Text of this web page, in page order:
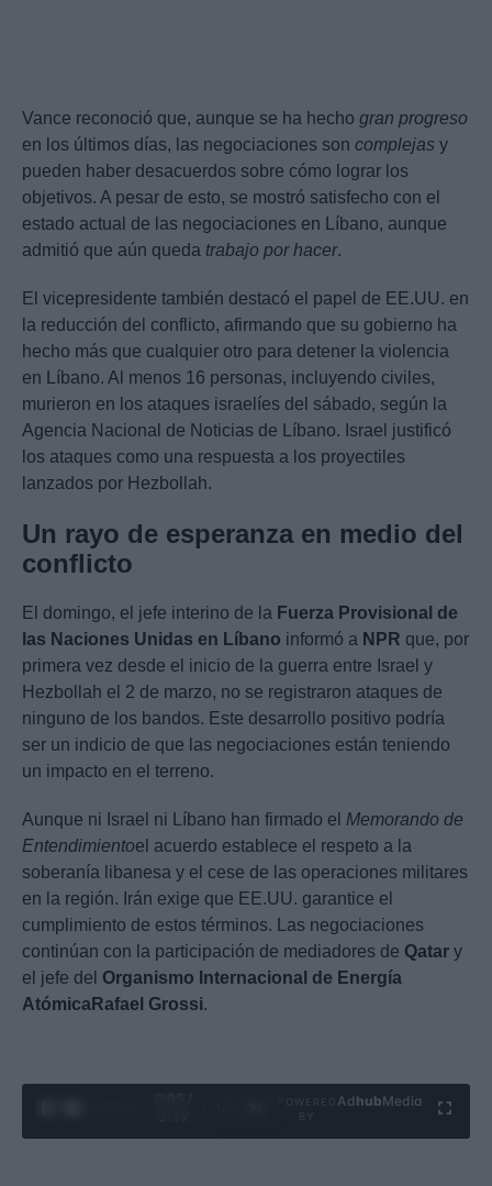
Vance reconoció que, aunque se ha hecho gran progreso
en los últimos días, las negociaciones son complejas y
pueden haber desacuerdos sobre cómo lograr los
objetivos. A pesar de esto, se mostró satisfecho con el
estado actual de las negociaciones en Líbano, aunque
admitió que aún queda trabajo por hacer.
El vicepresidente también destacó el papel de EE.UU. en
la reducción del conflicto, afirmando que su gobierno ha
hecho más que cualquier otro para detener la violencia
en Líbano. Al menos 16 personas, incluyendo civiles,
murieron en los ataques israelíes del sábado, según la
Agencia Nacional de Noticias de Líbano. Israel justificó
los ataques como una respuesta a los proyectiles
lanzados por Hezbollah.
Un rayo de esperanza en medio del
conflicto
El domingo, el jefe interino de la Fuerza Provisional de
las Naciones Unidas en Líbano informó a NPR que, por
primera vez desde el inicio de la guerra entre Israel y
Hezbollah el 2 de marzo, no se registraron ataques de
ninguno de los bandos. Este desarrollo positivo podría
ser un indicio de que las negociaciones están teniendo
un impacto en el terreno.
Aunque ni Israel ni Líbano han firmado el Memorando de
Entendimientoel acuerdo establece el respeto a la
soberanía libanesa y el cese de las operaciones militares
en la región. Irán exige que EE.UU. garantice el
cumplimiento de estos términos. Las negociaciones
continúan con la participación de mediadores de Qatar y
el jefe del Organismo Internacional de Energía
AtómicaRafael Grossi.
Ad hubMedia